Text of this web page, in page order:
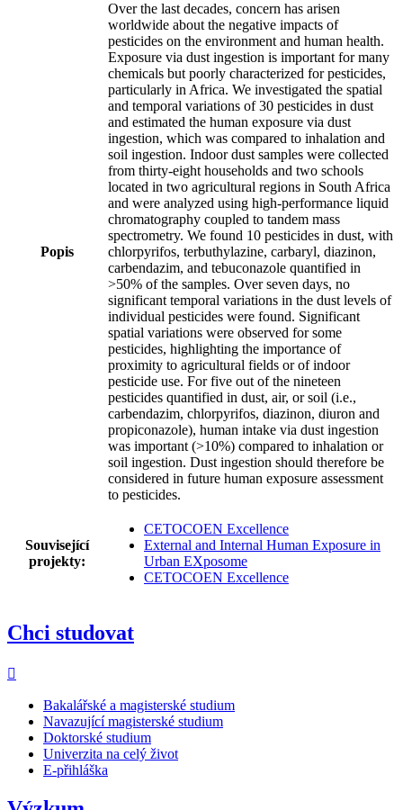
Popis
Over the last decades, concern has arisen
worldwide about the negative impacts of
pesticides on the environment and human health.
Exposure via dust ingestion is important for many
chemicals but poorly characterized for pesticides,
particularly in Africa. We investigated the spatial
and temporal variations of 30 pesticides in dust
and estimated the human exposure via dust
ingestion, which was compared to inhalation and
soil ingestion. Indoor dust samples were collected
from thirty-eight households and two schools
located in two agricultural regions in South Africa
and were analyzed using high-performance liquid
chromatography coupled to tandem mass
spectrometry. We found 10 pesticides in dust, with
chlorpyrifos, terbuthylazine, carbaryl, diazinon,
carbendazim, and tebuconazole quantified in
>50% of the samples. Over seven days, no
significant temporal variations in the dust levels of
individual pesticides were found. Significant
spatial variations were observed for some
pesticides, highlighting the importance of
proximity to agricultural fields or of indoor
pesticide use. For five out of the nineteen
pesticides quantified in dust, air, or soil (i.e.,
carbendazim, chlorpyrifos, diazinon, diuron and
propiconazole), human intake via dust ingestion
was important (>10%) compared to inhalation or
soil ingestion. Dust ingestion should therefore be
considered in future human exposure assessment
to pesticides.
Související
projekty:
CETOCOEN Excellence
External and Internal Human Exposure in
Urban EXposome
CETOCOEN Excellence
Chci studovat
Bakalářské a magisterské studium
Navazující magisterské studium
Doktorské studium
Univerzita na celý život
E-přihláška